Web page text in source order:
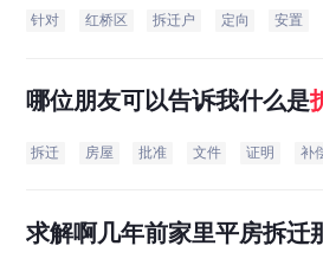
针对 红桥区 拆迁户 定向 安置
哪位朋友可以告诉我什么是
拆迁 房屋 批准 文件 证明 补
求解啊几年前家里平房拆迁